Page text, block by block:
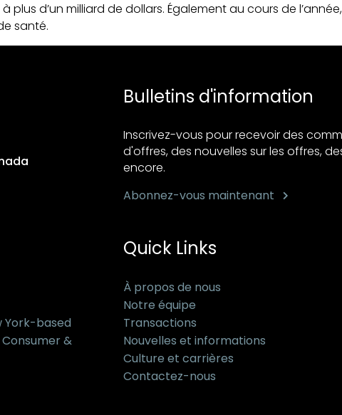
d’un milliard de dollars. Également au cours de
santé.
Bulletins d'information
Inscrivez-vous pour recevoir des
d'offres, des nouvelles sur les offres,
encore.
Abonnez-vous maintenant
York-based
&
Quick Links
À propos de nous
Notre équipe
Transactions
Nouvelles et informations
Culture et carrières
Contactez-nous